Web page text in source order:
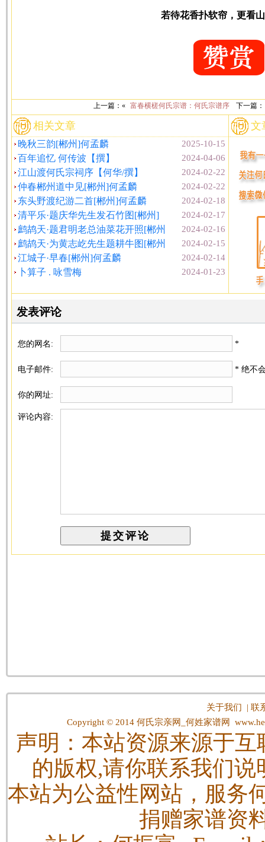
若待花香扑软帘，更看
上一篇：« 富春横槎何氏宗谱：何氏宗谱序 下一篇：
相关文章
2025-10-15
晚秋三韵[郴州]何孟麟
2024-04-06
百年追忆 何传波【撰】
2024-02-22
江山渡何氏宗祠序【何华/撰】
2024-02-22
仲春郴州道中见[郴州]何孟麟
2024-02-18
东头野渡纪游二首[郴州]何孟麟
2024-02-17
清平乐·题庆华先生发石竹图[郴州]
2024-02-16
鹧鸪天·题君明老总油菜花开照[郴州
2024-02-15
鹧鸪天·为黄志屹先生题耕牛图[郴州
2024-02-14
江城子·早春[郴州]何孟麟
2024-01-23
卜算子 . 咏雪梅
文
发表评论
您的网名: *
电子邮件: * 绝不
你的网址:
评论内容:
关于我们 |联
Copyright © 2014 何氏宗亲网_何姓家谱网
声明：本站资源来源于
的版权,请你联系我们
本站为公益性网站，服务
捐赠家谱资